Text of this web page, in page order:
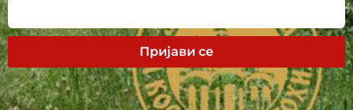
Пријави се